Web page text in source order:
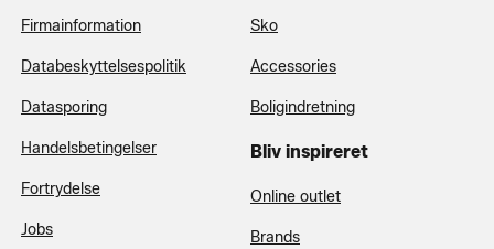
Firmainformation
Databeskyttelsespolitik
Datasporing
Handelsbetingelser
Fortrydelse
Jobs
Sko
Accessories
Boligindretning
Bliv inspireret
Online outlet
Brands